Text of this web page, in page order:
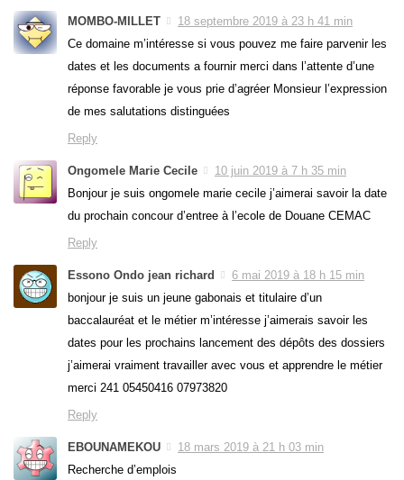
MOMBO-MILLET
18 septembre 2019 à 23 h 41 min
Ce domaine m’intéresse si vous pouvez me faire parvenir les
dates et les documents a fournir merci dans l’attente d’une
réponse favorable je vous prie d’agréer Monsieur l’expression
de mes salutations distinguées
Reply
Ongomele Marie Cecile
10 juin 2019 à 7 h 35 min
Bonjour je suis ongomele marie cecile j’aimerai savoir la date
du prochain concour d’entree à l’ecole de Douane CEMAC
Reply
Essono Ondo jean richard
6 mai 2019 à 18 h 15 min
bonjour je suis un jeune gabonais et titulaire d’un
baccalauréat et le métier m’intéresse j’aimerais savoir les
dates pour les prochains lancement des dépôts des dossiers
j’aimerai vraiment travailler avec vous et apprendre le métier
merci 241 05450416 07973820
Reply
EBOUNAMEKOU
18 mars 2019 à 21 h 03 min
Recherche d’emplois